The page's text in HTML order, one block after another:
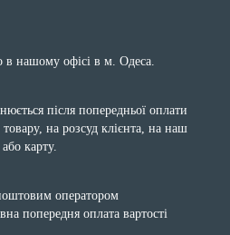
в нашому офісі в м. Одеса.
після попередньої оплати
товару, на розсуд клієнта, на наш
карту.
оператором
попередня оплата вартості